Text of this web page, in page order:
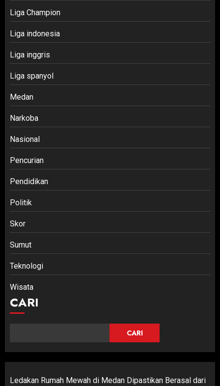
Liga Champion
Liga indonesia
Liga inggris
Liga spanyol
Medan
Narkoba
Nasional
Pencurian
Pendidikan
Politik
Skor
Sumut
Teknologi
Wisata
CARI
CARI
Ledakan Rumah Mewah di Medan Dipastikan Berasal dari